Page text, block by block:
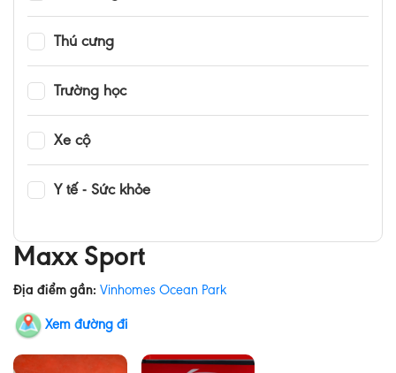
Thú cưng
Trường học
Xe cộ
Y tế - Sức khỏe
Maxx Sport
Địa điểm gần: Vinhomes Ocean Park
Xem đường đi